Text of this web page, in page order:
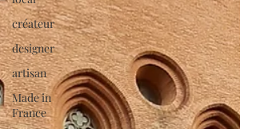
créateur
designer
artisan
Made in
France